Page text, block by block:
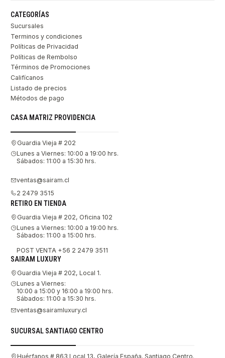
CATEGORÍAS
Sucursales
Terminos y condiciones
Políticas de Privacidad
Políticas de Rembolso
Términos de Promociones
Califícanos
Listado de precios
Métodos de pago
CASA MATRIZ PROVIDENCIA
Guardia Vieja # 202
Lunes a Viernes: 10:00 a 19:00 hrs.
Sábados: 11:00 a 15:30 hrs.
ventas@sairam.cl
2 2479 3515
RETIRO EN TIENDA
Guardia Vieja # 202, Oficina 102
Lunes a Viernes: 10:00 a 19:00 hrs.
Sábados: 11:00 a 15:00 hrs.
POST VENTA +56 2 2479 3511
SAIRAM LUXURY
Guardia Vieja # 202, Local 1.
Lunes a Viernes:
10:00 a 15:00 y 16:00 a 19:00 hrs.
Sábados: 11:00 a 15:30 hrs.
ventas@sairamluxury.cl
SUCURSAL SANTIAGO CENTRO
Huérfanos # 863 Local 13, Galería España. Santiago Centro.